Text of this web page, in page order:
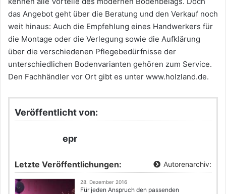
das Angebot geht über die Beratung und den Verkauf noch
weit hinaus: Auch die Empfehlung eines Handwerkers für
die Montage oder die Verlegung sowie die Aufklärung
über die verschiedenen Pflegebedürfnisse der
unterschiedlichen Bodenvarianten gehören zum Service.
Den Fachhändler vor Ort gibt es unter www.holzland.de.
Veröffentlicht von:
epr
Letzte Veröffentlichungen: Autorenarchiv:
28. Dezember 2016
Für jeden Anspruch den passenden